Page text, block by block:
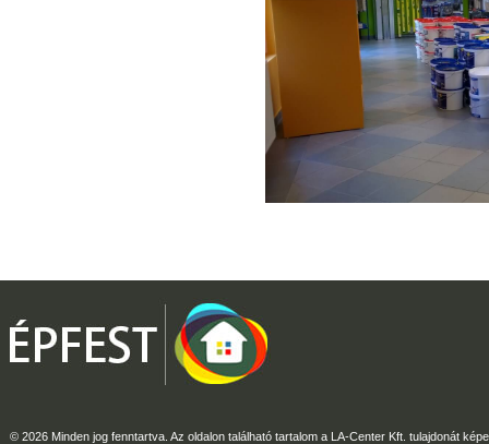
© 2026 Minden jog fenntartva. Az oldalon található tartalom a LA-Center Kft. tulajdonát